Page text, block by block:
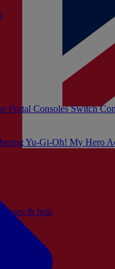
tasses & bols
Portal Consoles Switch
Yu-Gi-Oh! My Hero